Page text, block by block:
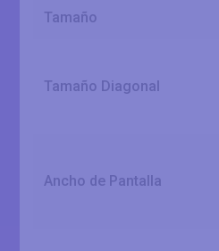
Tamaño
Tamaño Diagonal
Ancho de Pantalla